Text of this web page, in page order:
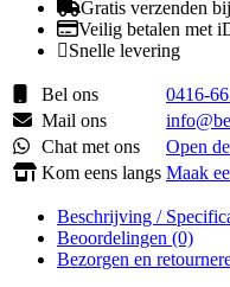
Gratis verzenden
Veilig betalen met
Snelle levering
Bel ons
0416-
Mail ons
Chat met ons
Open
Kom eens langs Maak
Beschrijving /
Beoordelingen (0)
Bezorgen en